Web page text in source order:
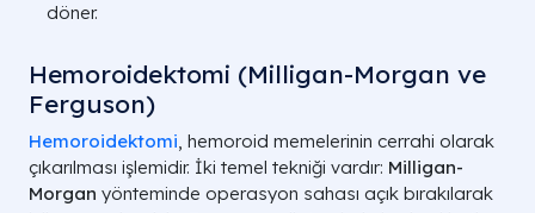
döner.
Hemoroidektomi (Milligan-Morgan ve
Ferguson)
Hemoroidektomi, hemoroid memelerinin cerrahi olarak
çıkarılması işlemidir. İki temel tekniği vardır: Milligan-
Morgan yönteminde operasyon sahası açık bırakılarak